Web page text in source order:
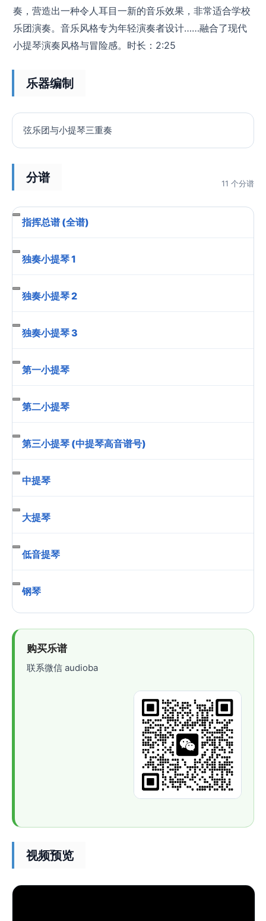
奏，营造出一种令人耳目一新的音乐效果，非常适合学校
乐团演奏。音乐风格专为年轻演奏者设计……融合了现代
小提琴演奏风格与冒险感。时长：2:25
乐器编制
弦乐团与小提琴三重奏
分谱 11 个分谱
指挥总谱 (全谱)
独奏小提琴 1
独奏小提琴 2
独奏小提琴 3
第一小提琴
第二小提琴
第三小提琴 (中提琴高音谱号)
中提琴
大提琴
低音提琴
钢琴
购买乐谱
联系微信 audioba
视频预览